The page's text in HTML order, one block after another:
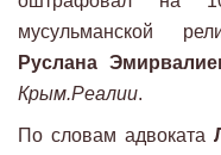
мусульманской
Руслана
Крым.Реалии.
По словам адвоката